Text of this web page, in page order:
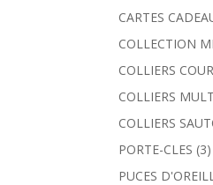
CARTES
COLLECTION
COLLIERS
COLLIERS
COLLIERS
PORTE-CLES (3)
PUCES